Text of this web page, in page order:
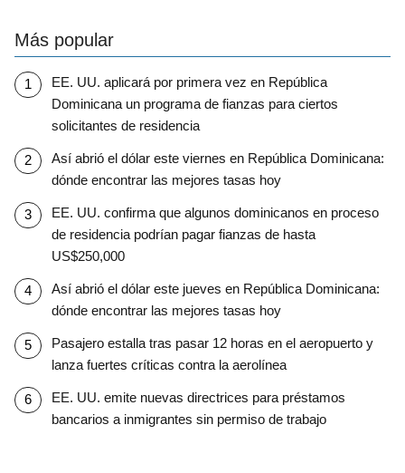
Más popular
EE. UU. aplicará por primera vez en República
Dominicana un programa de fianzas para ciertos
solicitantes de residencia
Así abrió el dólar este viernes en República Dominicana:
dónde encontrar las mejores tasas hoy
EE. UU. confirma que algunos dominicanos en proceso
de residencia podrían pagar fianzas de hasta
US$250,000
Así abrió el dólar este jueves en República Dominicana:
dónde encontrar las mejores tasas hoy
Pasajero estalla tras pasar 12 horas en el aeropuerto y
lanza fuertes críticas contra la aerolínea
EE. UU. emite nuevas directrices para préstamos
bancarios a inmigrantes sin permiso de trabajo